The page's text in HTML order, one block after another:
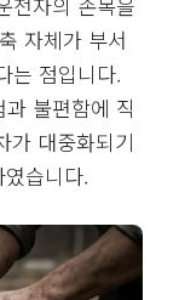
자체가 부서
는 점입니다.
불편함에 직
가 대중화되기
습니다.